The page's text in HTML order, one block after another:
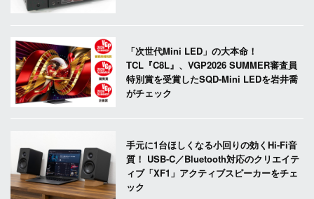
「次世代Mini LED」の大本命！
TCL『C8L』、VGP2026 SUMMER審査員
特別賞を受賞したSQD-Mini LEDを岩井喬
がチェック
手元に1台ほしくなる小回りの効くHi-Fi音
質！ USB-C／Bluetooth対応のクリエイテ
ィブ「XF1」アクティブスピーカーをチェ
ック